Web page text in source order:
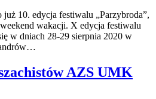
10. edycja festiwalu „Parzybroda”,
wakacji. X edycja festiwalu
w dniach 28-29 sierpnia 2020 w
AZS UMK